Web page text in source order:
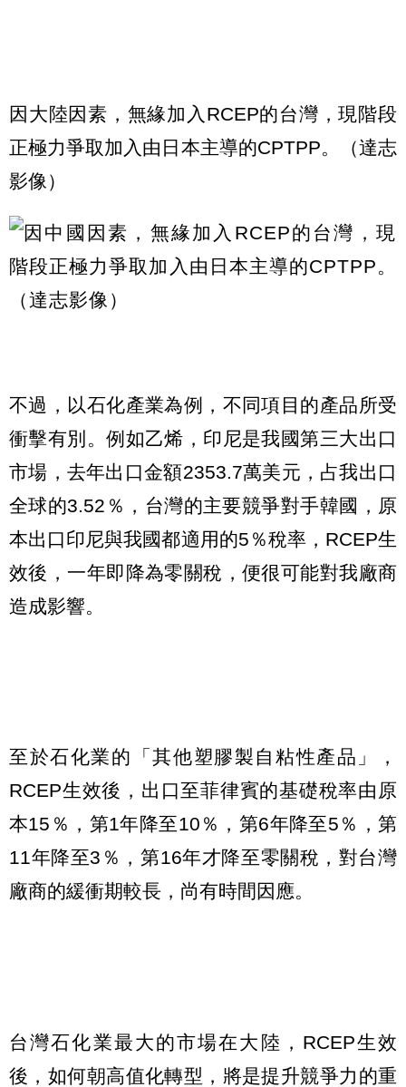
因大陸因素，無緣加入RCEP的台灣，現階段
正極力爭取加入由日本主導的CPTPP。（達志
影像）
不過，以石化產業為例，不同項目的產品所受
衝擊有別。例如乙烯，印尼是我國第三大出口
市場，去年出口金額2353.7萬美元，占我出口
全球的3.52％，台灣的主要競爭對手韓國，原
本出口印尼與我國都適用的5％稅率，RCEP生
效後，一年即降為零關稅，便很可能對我廠商
造成影響。
至於石化業的「其他塑膠製自粘性產品」，
RCEP生效後，出口至菲律賓的基礎稅率由原
本15％，第1年降至10％，第6年降至5％，第
11年降至3％，第16年才降至零關稅，對台灣
廠商的緩衝期較長，尚有時間因應。
台灣石化業最大的市場在大陸，RCEP生效
後，如何朝高值化轉型，將是提升競爭力的重